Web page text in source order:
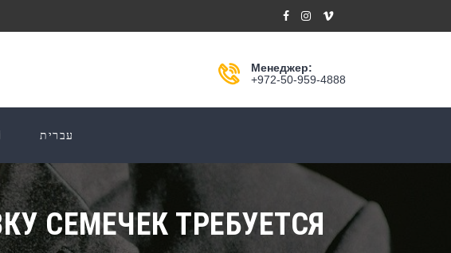
Менеджер:
+972-50-959-4888
עברית
СЕМЕЧЕК ТРЕБУЕТСЯ